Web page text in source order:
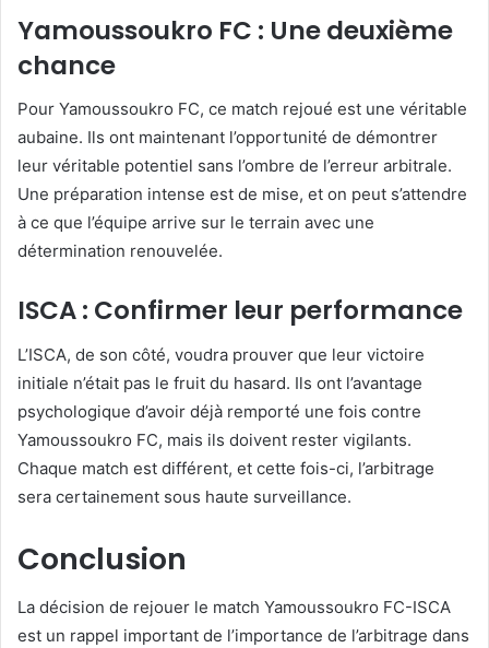
Yamoussoukro FC : Une deuxième
chance
Pour Yamoussoukro FC, ce match rejoué est une véritable
aubaine. Ils ont maintenant l’opportunité de démontrer
leur véritable potentiel sans l’ombre de l’erreur arbitrale.
Une préparation intense est de mise, et on peut s’attendre
à ce que l’équipe arrive sur le terrain avec une
détermination renouvelée.
ISCA : Confirmer leur performance
L’ISCA, de son côté, voudra prouver que leur victoire
initiale n’était pas le fruit du hasard. Ils ont l’avantage
psychologique d’avoir déjà remporté une fois contre
Yamoussoukro FC, mais ils doivent rester vigilants.
Chaque match est différent, et cette fois-ci, l’arbitrage
sera certainement sous haute surveillance.
Conclusion
La décision de rejouer le match Yamoussoukro FC-ISCA
est un rappel important de l’importance de l’arbitrage dans